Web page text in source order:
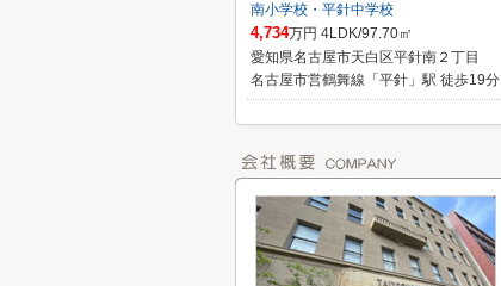
南小学校・平針中学校
4,734万円 4LDK/97.70㎡
愛知県名古屋市天白区平針南２丁目
名古屋市営鶴舞線「平針」駅 徒歩19分